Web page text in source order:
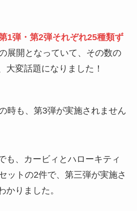
1弾・第2弾それぞれ25種類ず
展開となっていて、その数の
大変話題になりました！
時も、第3弾が実施されません
も、カービィとハローキティ
ットの2件で、第三弾が実施さ
かりました。